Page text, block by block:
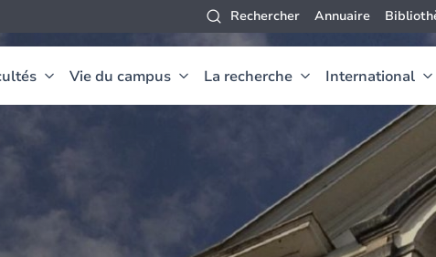
Rechercher Annuaire
Vie du campus La recherche International